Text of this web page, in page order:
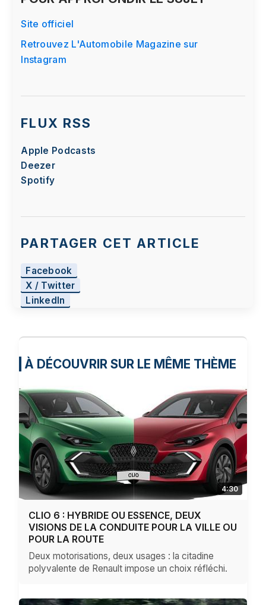
Site officiel
Retrouvez L'Automobile Magazine sur
Instagram
FLUX RSS
Apple Podcasts
Deezer
Spotify
PARTAGER CET ARTICLE
Facebook
X / Twitter
LinkedIn
À DÉCOUVRIR SUR LE MÊME THÈME
4:30
CLIO 6 : HYBRIDE OU ESSENCE, DEUX
VISIONS DE LA CONDUITE POUR LA VILLE OU
POUR LA ROUTE
Deux motorisations, deux usages : la citadine
polyvalente de Renault impose un choix réfléchi.